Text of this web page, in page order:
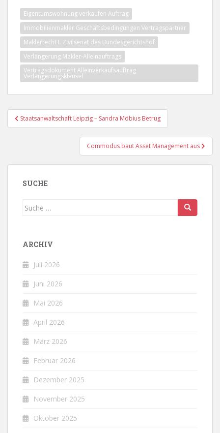
Eigentumswohnung verkaufen Auftrag
Immobilienmakler Geschäftsbedingungen Vertragspartner
Maklerrecht I. Zivilsenat des Bundesgerichtshof
Verlängerung Makler-Alleinauftrags
Vertragsdokument Alleinverkaufsauftrag
Verlängerungsklausel
Beitragsnavigation
Staatsanwaltschaft Leipzig – Sandra Möbius Betrug
Commodus baut Asset Management aus
SUCHE
Suche
ARCHIV
Juli 2026
Juni 2026
Mai 2026
April 2026
März 2026
Februar 2026
Dezember 2025
November 2025
Oktober 2025